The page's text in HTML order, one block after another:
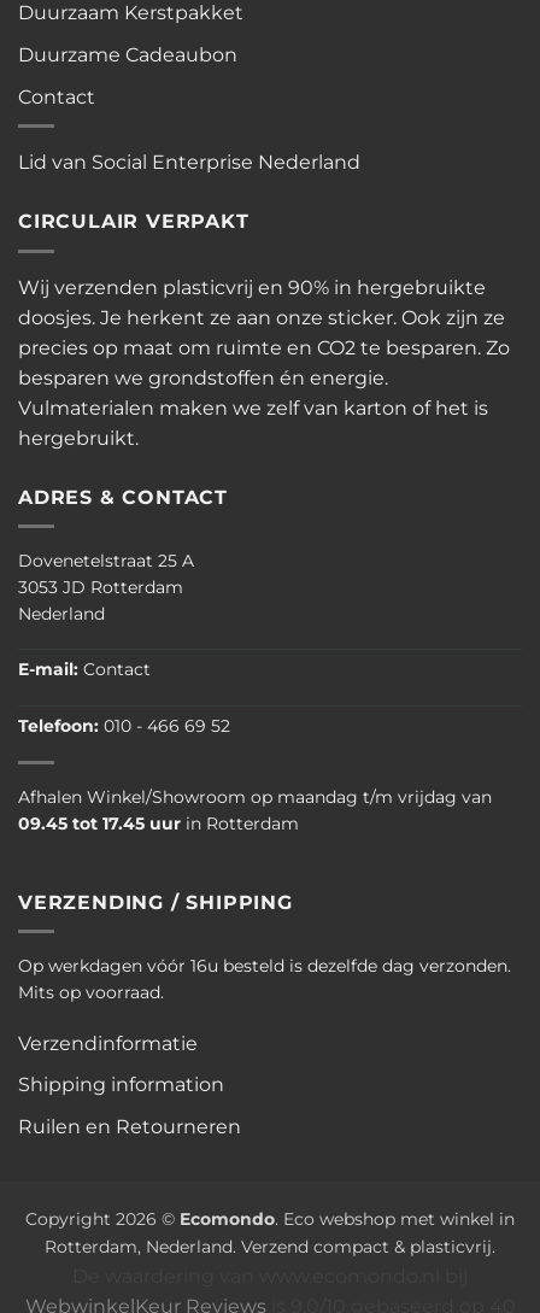
Duurzaam Kerstpakket
Duurzame Cadeaubon
Contact
Lid van Social Enterprise Nederland
CIRCULAIR VERPAKT
Wij verzenden plasticvrij en 90% in hergebruikte
doosjes. Je herkent ze aan onze sticker. Ook zijn ze
precies op maat om ruimte en CO2 te besparen. Zo
besparen we grondstoffen én energie.
Vulmaterialen maken we zelf van karton of het is
hergebruikt.
ADRES & CONTACT
Dovenetelstraat 25 A
3053 JD Rotterdam
Nederland
E-mail: Contact
Telefoon: 010 - 466 69 52
Afhalen Winkel/Showroom op maandag t/m vrijdag van
09.45 tot 17.45 uur in Rotterdam
VERZENDING / SHIPPING
Op werkdagen vóór 16u besteld is dezelfde dag verzonden.
Mits op voorraad.
Verzendinformatie
Shipping information
Ruilen en Retourneren
Copyright 2026 © Ecomondo. Eco webshop met winkel in
Rotterdam, Nederland. Verzend compact & plasticvrij.
WebwinkelKeur Reviewsis 9.0/10 gebaseerd op 40